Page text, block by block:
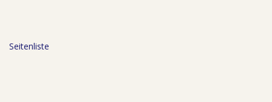
Seitenliste